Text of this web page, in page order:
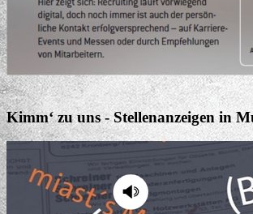
Kimm‘ zu uns - Stellenanzeigen in